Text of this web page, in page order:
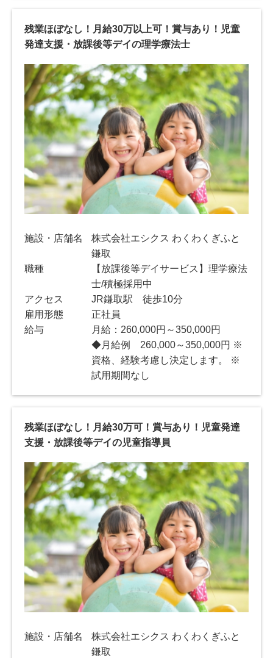
残業ほぼなし！月給30万以上可！賞与あり！児童
発達支援・放課後等デイの理学療法士
施設・店舗名
株式会社エシクス わくわくぎふと
鎌取
職種
【放課後等デイサービス】理学療法
士/積極採用中
アクセス
JR鎌取駅 徒歩10分
雇用形態
正社員
給与
月給：260,000円～350,000円
◆月給例 260,000～350,000円 ※
資格、経験考慮し決定します。 ※
試用期間なし
残業ほぼなし！月給30万可！賞与あり！児童発達
支援・放課後等デイの児童指導員
施設・店舗名
株式会社エシクス わくわくぎふと
鎌取